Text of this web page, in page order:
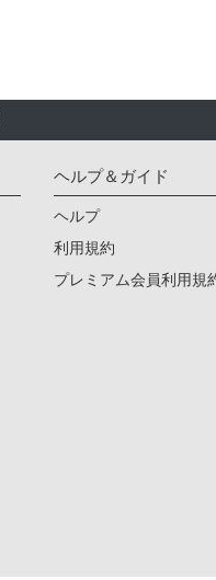
ヘルプ＆ガイド
ヘルプ
利用規約
プレミアム会員利用規